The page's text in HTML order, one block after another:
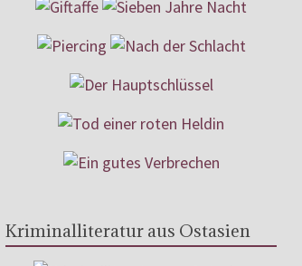
Kriminalliteratur aus Ostasien